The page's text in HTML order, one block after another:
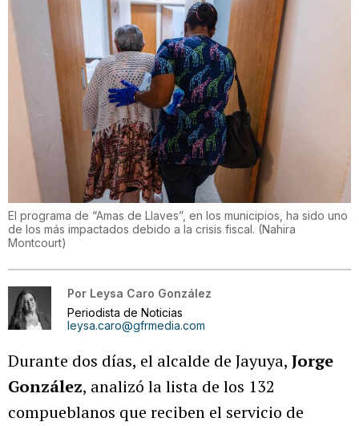
El programa de “Amas de Llaves”, en los municipios, ha sido uno
de los más impactados debido a la crisis fiscal. (Nahira
Montcourt)
Por Leysa Caro González
Periodista de Noticias
leysa.caro@gfrmedia.com
Durante dos días, el alcalde de Jayuya, Jorge
González, analizó la lista de los 132
compueblanos que reciben el servicio de